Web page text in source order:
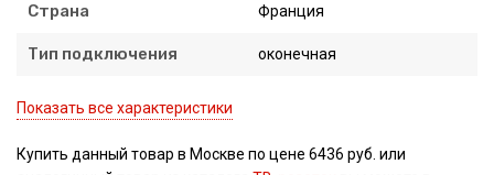
Страна Франция
Тип подключения оконечная
Показать все характеристики
Купить данный товар в Москве по цене 6436 руб. или